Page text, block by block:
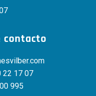
contacto
22 17 07
995